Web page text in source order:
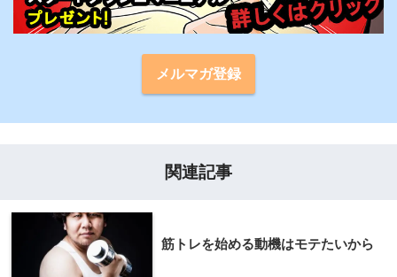
メルマガ登録
関連記事
筋トレを始める動機はモテたいから